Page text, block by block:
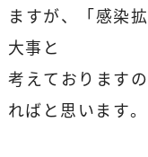
ますが、「感染
大事と
考えております
ればと思います。